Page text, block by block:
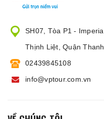
SH07, Tòa P1 -
Thịnh Liệt, Quận
02439845108
info@vptour.com.vn